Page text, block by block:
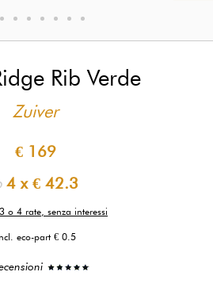
Rib Verde
Zuiver
€ 169
4 x € 42.3
o 4 rate, senza interessi
eco-part € 0.5